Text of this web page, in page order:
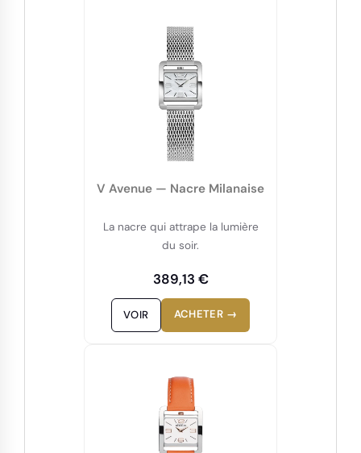
V Avenue — Nacre Milanaise
La nacre qui attrape la lumière
du soir.
389,13 €
VOIR ACHETER →